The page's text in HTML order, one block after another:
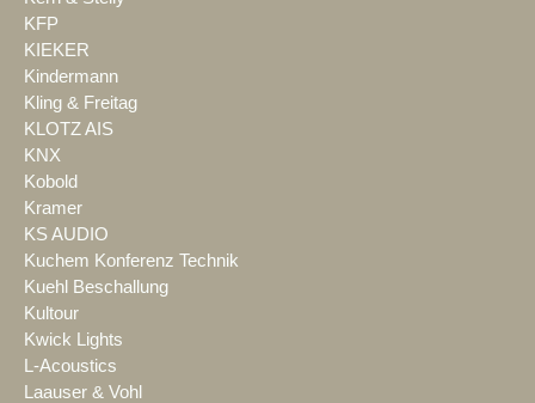
KFP
KIEKER
Kindermann
Kling & Freitag
KLOTZ AIS
KNX
Kobold
Kramer
KS AUDIO
Kuchem Konferenz Technik
Kuehl Beschallung
Kultour
Kwick Lights
L-Acoustics
Laauser & Vohl